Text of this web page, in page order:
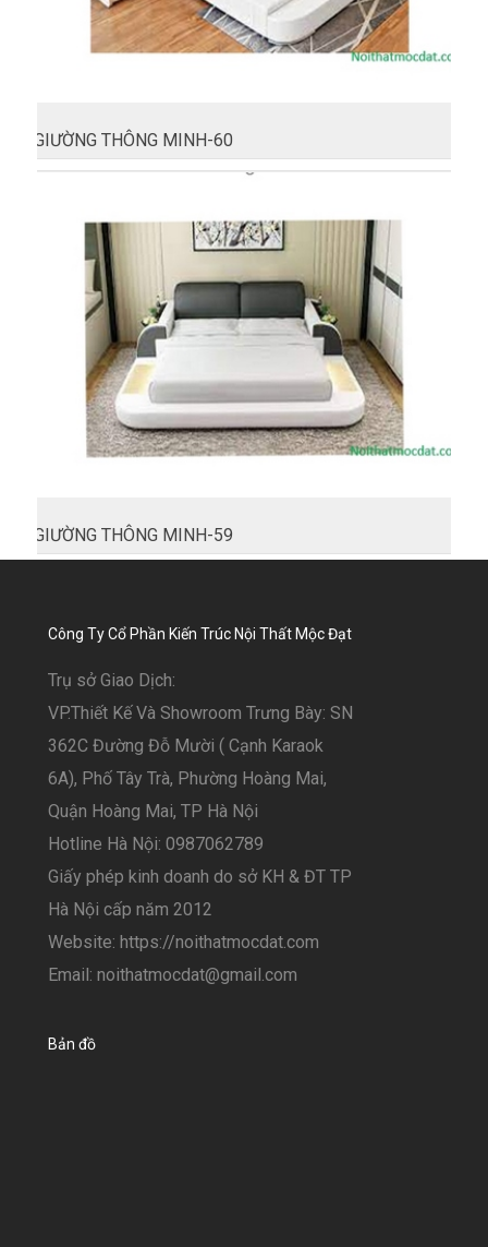
GIƯỜNG THÔNG MINH-60
GIƯỜNG THÔNG MINH-59
Công Ty Cổ Phần Kiến Trúc Nội Thất Mộc Đạt
Trụ sở Giao Dịch:
VP.Thiết Kế Và Showroom Trưng Bày: SN
362C Đường Đỗ Mười ( Cạnh Karaok
6A), Phố Tây Trà, Phường Hoàng Mai,
Quận Hoàng Mai, TP Hà Nội
Hotline Hà Nội: 0987062789
Giấy phép kinh doanh do sở KH & ĐT TP
Hà Nội cấp năm 2012
Website: https://noithatmocdat.com
Email: noithatmocdat@gmail.com
Bản đồ